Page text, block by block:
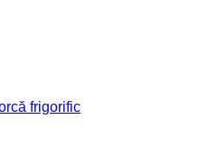
frigorific